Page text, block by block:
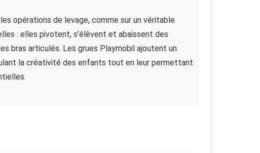
opérations de levage, comme sur un véritable
: elles pivotent, s’élèvent et abaissent des
bras articulés. Les grues Playmobil ajoutent un
la créativité des enfants tout en leur permettant